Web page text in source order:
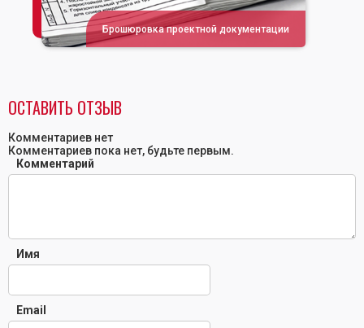
Брошюровка проектной документации
ОСТАВИТЬ ОТЗЫВ
Комментариев нет
Комментариев пока нет, будьте первым.
Комментарий
Имя
Email